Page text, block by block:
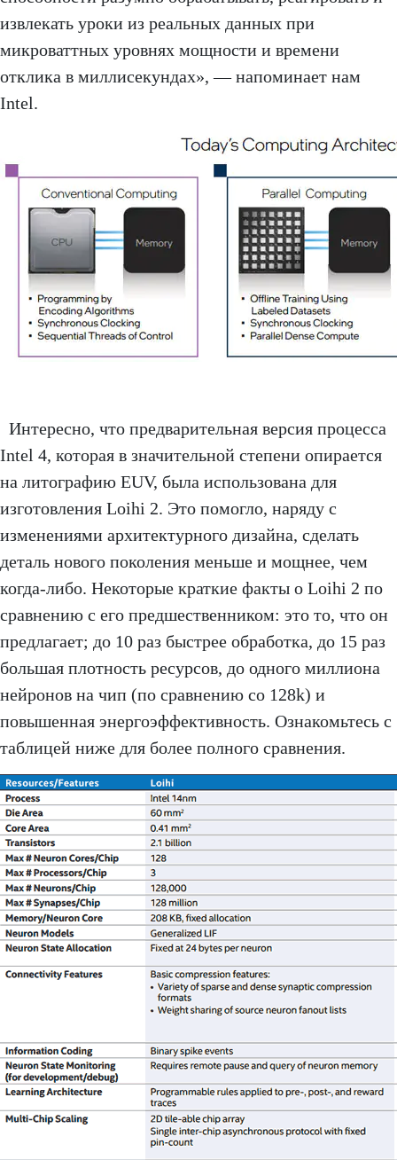
извлекать уроки из реальных данных при
микроваттных уровнях мощности и времени
отклика в миллисекундах», — напоминает нам
Intel.
Интересно, что предварительная версия процесса
Intel 4, которая в значительной степени опирается
на литографию EUV, была использована для
изготовления Loihi 2. Это помогло, наряду с
изменениями архитектурного дизайна, сделать
деталь нового поколения меньше и мощнее, чем
когда-либо. Некоторые краткие факты о Loihi 2 по
сравнению с его предшественником: это то, что он
предлагает; до 10 раз быстрее обработка, до 15 раз
большая плотность ресурсов, до одного миллиона
нейронов на чип (по сравнению со 128k) и
повышенная энергоэффективность. Ознакомьтесь с
таблицей ниже для более полного сравнения.